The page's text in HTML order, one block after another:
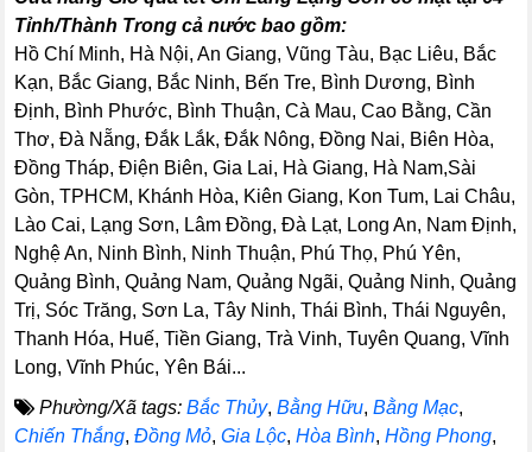
Tỉnh/Thành Trong cả nước bao gồm:
Hồ Chí Minh, Hà Nội, An Giang, Vũng Tàu, Bạc Liêu, Bắc
Kạn, Bắc Giang, Bắc Ninh, Bến Tre, Bình Dương, Bình
Định, Bình Phước, Bình Thuận, Cà Mau, Cao Bằng, Cần
Thơ, Đà Nẵng, Đắk Lắk, Đắk Nông, Đồng Nai, Biên Hòa,
Đồng Tháp, Điện Biên, Gia Lai, Hà Giang, Hà Nam,Sài
Gòn, TPHCM, Khánh Hòa, Kiên Giang, Kon Tum, Lai Châu,
Lào Cai, Lạng Sơn, Lâm Đồng, Đà Lạt, Long An, Nam Định,
Nghệ An, Ninh Bình, Ninh Thuận, Phú Thọ, Phú Yên,
Quảng Bình, Quảng Nam, Quảng Ngãi, Quảng Ninh, Quảng
Trị, Sóc Trăng, Sơn La, Tây Ninh, Thái Bình, Thái Nguyên,
Thanh Hóa, Huế, Tiền Giang, Trà Vinh, Tuyên Quang, Vĩnh
Long, Vĩnh Phúc, Yên Bái...
Phường/Xã tags: Bắc Thủy,Bằng Hữu,Bằng Mạc,
Chiến Thắng,Đồng Mỏ,Gia Lộc,Hòa Bình,Hồng Phong,